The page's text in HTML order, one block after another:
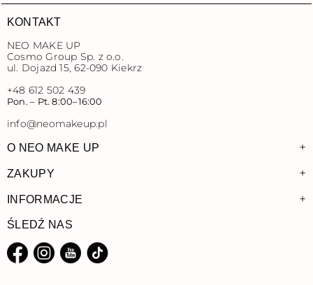
KONTAKT
NEO MAKE UP
Cosmo Group Sp. z o.o.
ul. Dojazd 15, 62-090 Kiekrz
+48 612 502 439
Pon. – Pt. 8:00–16:00
info@neomakeup.pl
O NEO MAKE UP +
ZAKUPY +
INFORMACJE +
ŚLEDŹ NAS